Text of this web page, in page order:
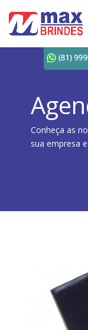
Conheça as
sua empresa